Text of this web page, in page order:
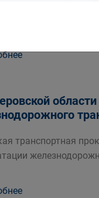
транспортная
Установлено что
с двумя
транспортная